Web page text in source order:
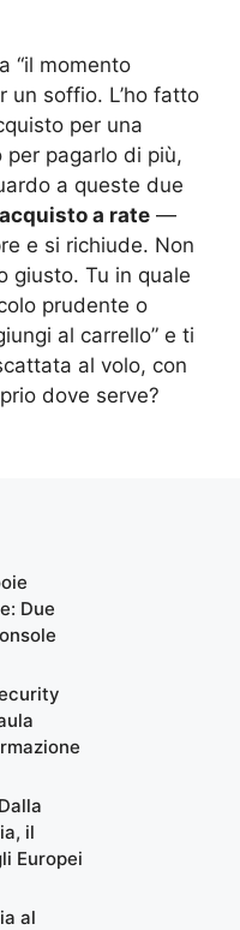
“il momento
un soffio. L’ho fatto
per una
pagarlo di più,
a queste due
acquisto a rate —
e si richiude. Non
giusto. Tu in quale
prudente o
al carrello” e ti
al volo, con
dove serve?
Due
il
Europei
al